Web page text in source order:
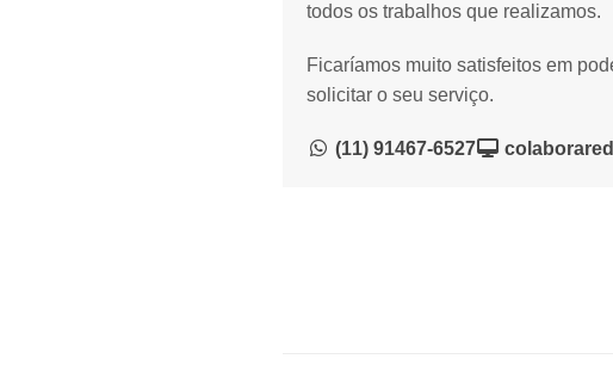
todos os trabalhos que realizamos.
Ficaríamos muito satisfeitos em
solicitar o seu serviço.
(11) 91467-6527